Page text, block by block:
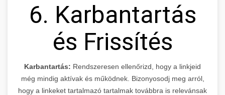
6. Karbantartás
és Frissítés
Karbantartás: Rendszeresen ellenőrizd, hogy a linkjeid
még mindig aktívak és működnek. Bizonyosodj meg arról,
hogy a linkeket tartalmazó tartalmak továbbra is relevánsak